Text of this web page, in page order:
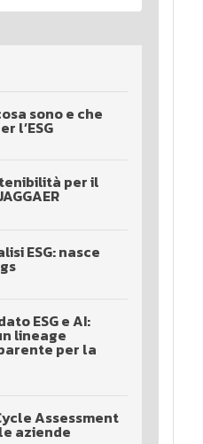
sono e che
l’ESG
per il
ESG: nasce
ESG e AI:
lineage
per la
Assessment
aziende